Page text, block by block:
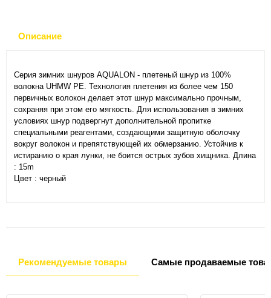
Описание
Серия зимних шнуров AQUALON - плетеный шнур из 100%
волокна UHMW PE. Технология плетения из более чем 150
первичных волокон делает этот шнур максимально прочным,
сохраняя при этом его мягкость. Для использования в зимних
условиях шнур подвергнут дополнительной пропитке
специальными реагентами, создающими защитную оболочку
вокруг волокон и препятствующей их обмерзанию. Устойчив к
истиранию о края лунки, не боится острых зубов хищника. Длина
: 15m
Цвет : черный
Рекомендуемые товары Самые продаваемые